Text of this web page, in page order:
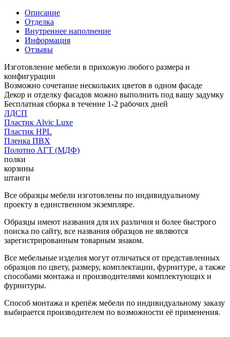
Описание
Отделка
Внутреннее наполнение
Информация
Отзывы
Изготовление мебели в прихожую любого размера и
конфигурации
Возможно сочетание нескольких цветов в одном фасаде
Декор и отделку фасадов можно выполнить под вашу задумку
Бесплатная сборка в течение 1-2 рабочих дней
ЛДСП
Пластик Alvic Luxe
Пластик HPL
Пленка ПВХ
Полотно АГТ (МДФ)
полки
корзины
штанги
Все образцы мебели изготовлены по индивидуальному
проекту в единственном экземпляре.
Образцы имеют названия для их различия и более быстрого
поиска по сайту, все названия образцов не являются
зарегистрированным товарным знаком.
Все мебельные изделия могут отличаться от представленных
образцов по цвету, размеру, комплектации, фурнитуре, а также
способами монтажа и производителями комплектующих и
фурнитуры.
Способ монтажа и крепёж мебели по индивидуальному заказу
выбирается производителем по возможности её применения.